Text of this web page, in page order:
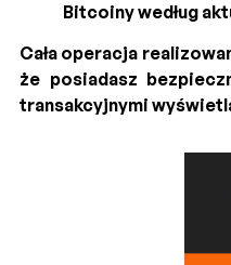
Bitcoiny według
Cała operacja
że posiadasz
transakcyjnymi